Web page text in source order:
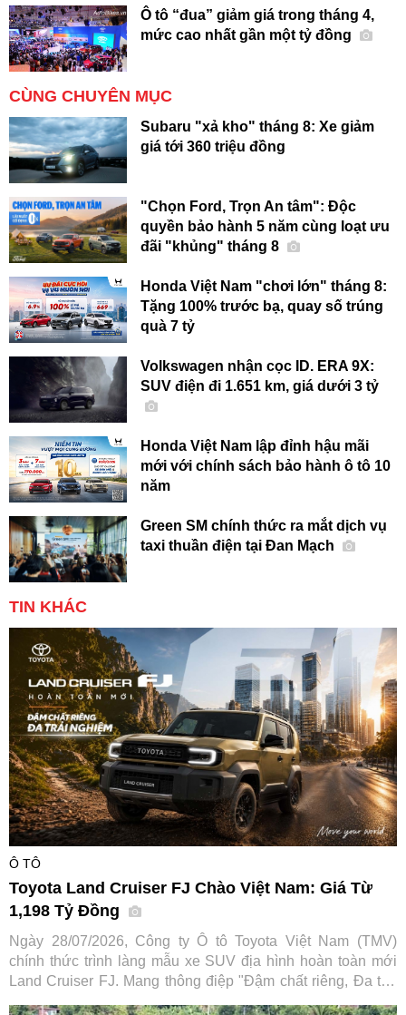
Ô tô “đua” giảm giá trong tháng 4,
mức cao nhất gần một tỷ đồng
CÙNG CHUYÊN MỤC
Subaru "xả kho" tháng 8: Xe giảm
giá tới 360 triệu đồng
"Chọn Ford, Trọn An tâm": Độc
quyền bảo hành 5 năm cùng loạt ưu
đãi "khủng" tháng 8
Honda Việt Nam "chơi lớn" tháng 8:
Tặng 100% trước bạ, quay số trúng
quà 7 tỷ
Volkswagen nhận cọc ID. ERA 9X:
SUV điện đi 1.651 km, giá dưới 3 tỷ
Honda Việt Nam lập đỉnh hậu mãi
mới với chính sách bảo hành ô tô 10
năm
Green SM chính thức ra mắt dịch vụ
taxi thuần điện tại Đan Mạch
TIN KHÁC
Ô TÔ
Toyota Land Cruiser FJ Chào Việt Nam: Giá Từ
1,198 Tỷ Đồng
Ngày 28/07/2026, Công ty Ô tô Toyota Việt Nam (TMV)
chính thức trình làng mẫu xe SUV địa hình hoàn toàn mới
Land Cruiser FJ. Mang thông điệp "Đậm chất riêng, Đa trải